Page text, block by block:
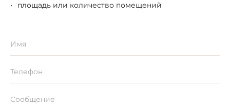
площадь или количество помещений